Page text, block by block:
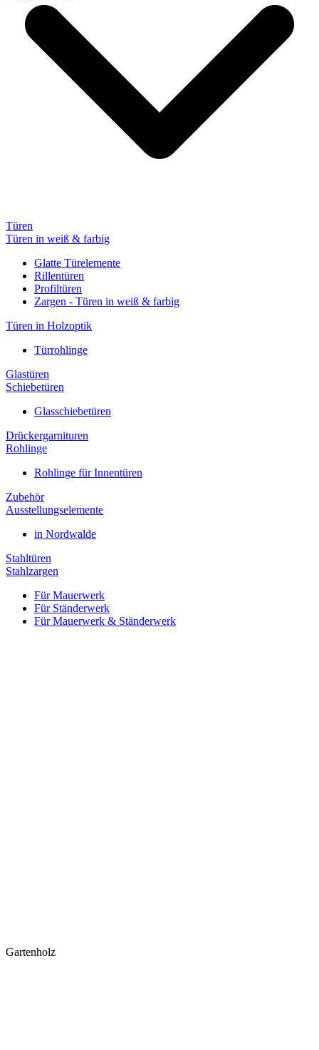
Türen
Türen in weiß & farbig
Glatte Türelemente
Rillentüren
Profiltüren
Zargen - Türen in weiß & farbig
Türen in Holzoptik
Türrohlinge
Glastüren
Schiebetüren
Glasschiebetüren
Drückergarnituren
Rohlinge
Rohlinge für Innentüren
Zubehör
Ausstellungselemente
in Nordwalde
Stahltüren
Stahlzargen
Für Mauerwerk
Für Ständerwerk
Für Mauerwerk & Ständerwerk
Gartenholz